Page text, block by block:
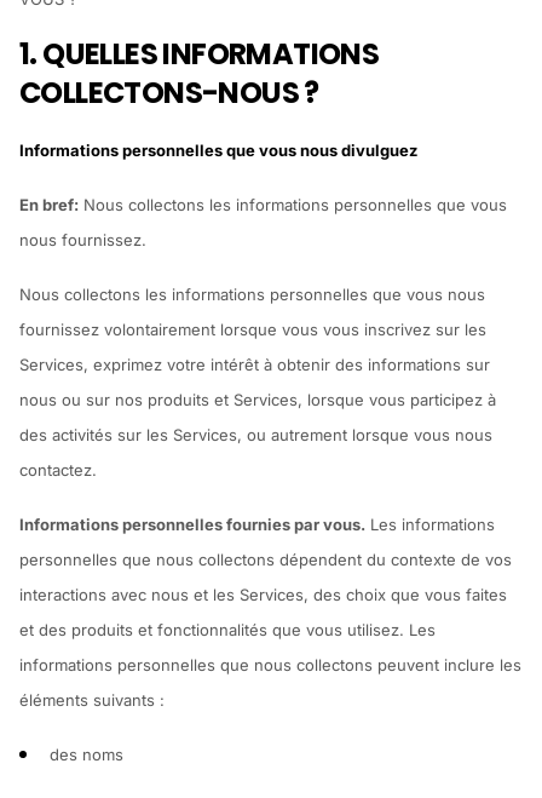
1. QUELLES INFORMATIONS
COLLECTONS-NOUS ?
Informations personnelles que vous nous divulguez
En bref: Nous collectons les informations personnelles que vous
nous fournissez.
Nous collectons les informations personnelles que vous nous
fournissez volontairement lorsque vous vous inscrivez sur les
Services, exprimez votre intérêt à obtenir des informations sur
nous ou sur nos produits et Services, lorsque vous participez à
des activités sur les Services, ou autrement lorsque vous nous
contactez.
Informations personnelles fournies par vous. Les informations
personnelles que nous collectons dépendent du contexte de vos
interactions avec nous et les Services, des choix que vous faites
et des produits et fonctionnalités que vous utilisez. Les
informations personnelles que nous collectons peuvent inclure les
éléments suivants :
des noms